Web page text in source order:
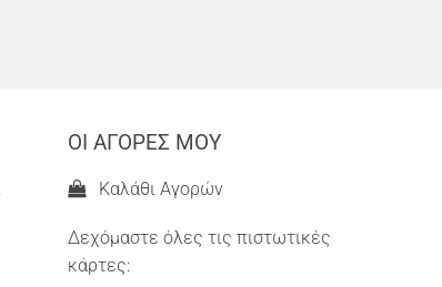
ΟΙ ΑΓΟΡΕΣ ΜΟΥ
Καλάθι Αγορών
Δεχόμαστε όλες τις πιστωτικές
κάρτες: